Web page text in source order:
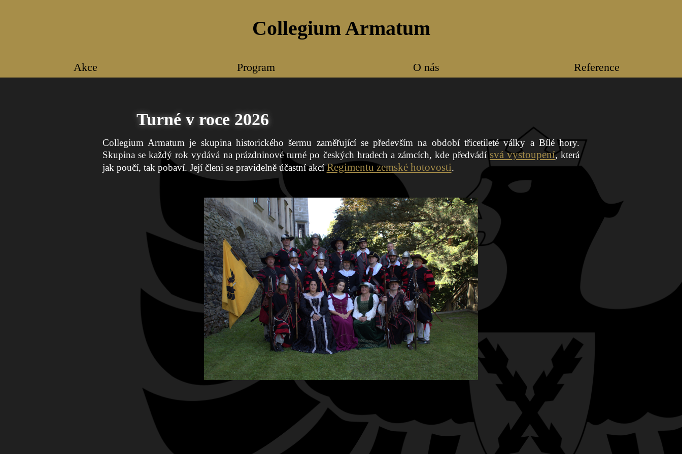
Collegium Armatum
Akce Program O nás Reference
Turné v roce 2026
Collegium Armatum je skupina historického šermu zaměřující se především na období třicetileté války a Bílé hory.
Skupina se každý rok vydává na prázdninové turné po českých hradech a zámcích, kde předvádísvá vystoupení, která
jak poučí, tak pobaví. Její členi se pravidelně účastní akcíRegimentu zemské hotovosti.